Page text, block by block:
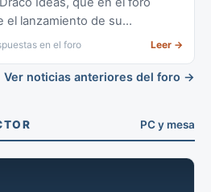
el lanzamiento de su
en masa.
en el foro Leer →
Ver noticias anteriores del foro →
PC y mesa